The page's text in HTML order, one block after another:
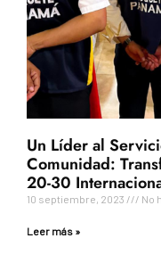
Un Líder al
Comunidad:
20-30
10 septiembre, 2023 No
Leer más »